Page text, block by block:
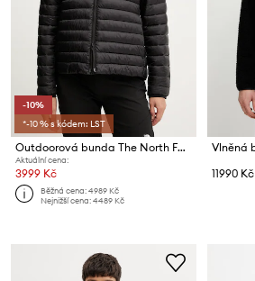
-10%
*-10 % s kódem: LST
Outdoorová bunda The North Face Terra Peak
Aktuální cena:
3999 Kč
Běžná cena:4989 Kč
Nejnižší cena:4489 Kč
11990 Kč